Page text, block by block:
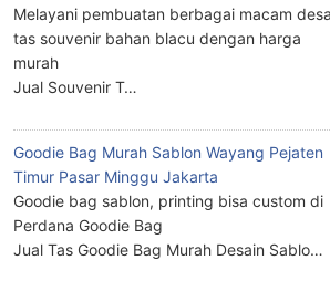
Melayani pembuatan berbagai macam
tas souvenir bahan blacu dengan harga
murah
Jual Souvenir T…
Goodie Bag Murah Sablon Wayang Pejaten
Timur Pasar Minggu Jakarta
Goodie bag sablon, printing bisa custom di
Perdana Goodie Bag
Jual Tas Goodie Bag Murah Desain Sablo…